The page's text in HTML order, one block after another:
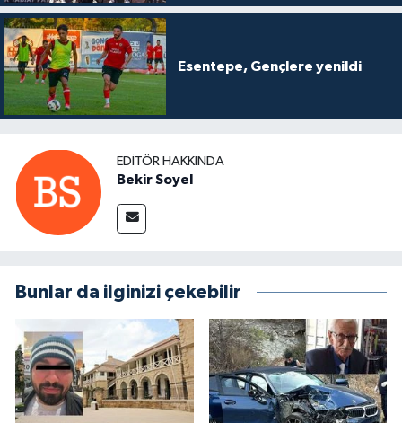
Esentepe, Gençlere yenildi
EDITÖR HAKKINDA
Bekir Soyel
Bunlar da ilginizi çekebilir